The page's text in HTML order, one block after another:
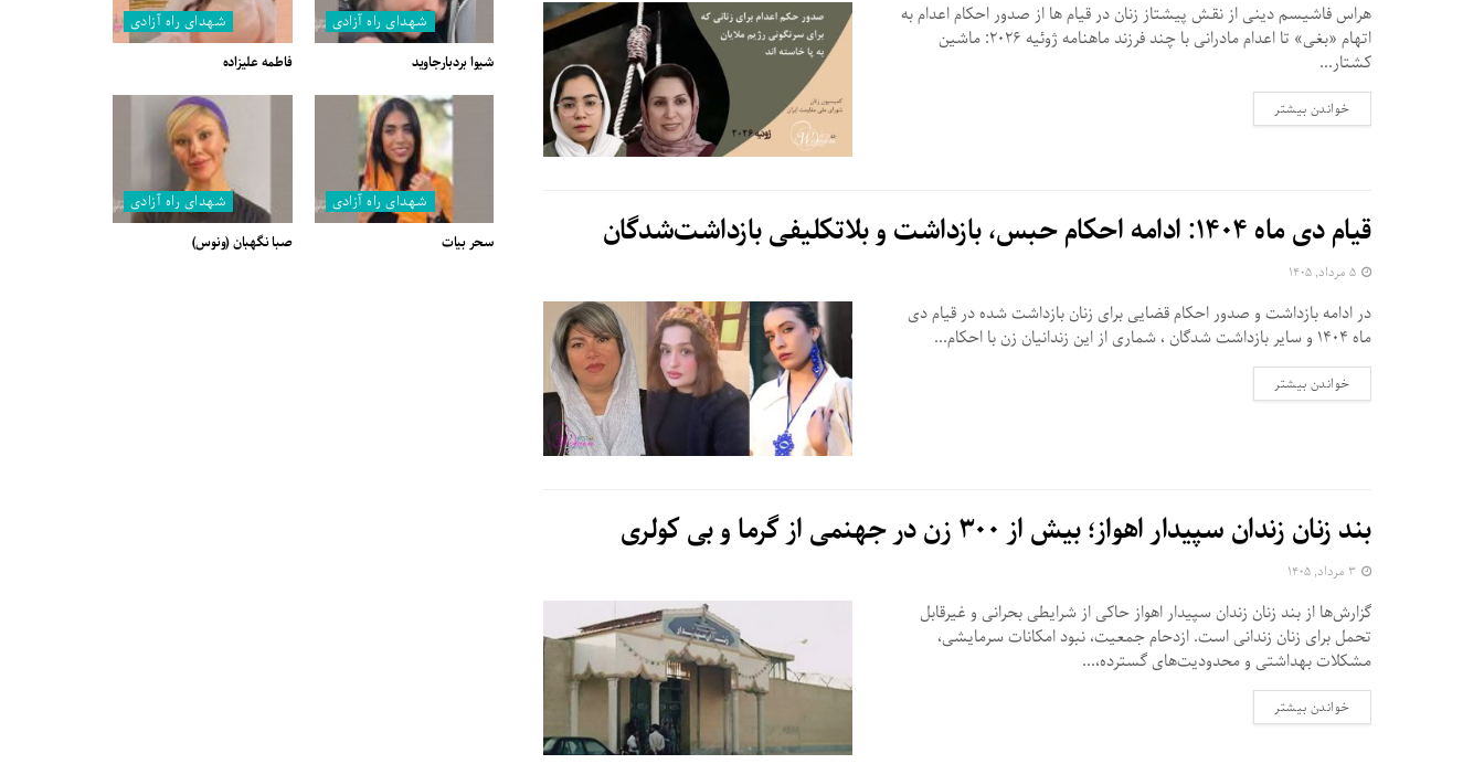
هراس فاشیسم دینی از نقش پیشتاز زنان در قیام ها از صدور احکام اعدام به
اتهام «بغی» تا اعدام مادرانی با چند فرزند ماهنامه ژوئیه ۲۰۲۶: ماشین
کشتار...
خواندن بیشتر
قیام دی ماه ۱۴۰۴: ادامه احکام حبس، بازداشت و بلاتکلیفی بازداشت‌شدگان
در ادامه بازداشت و صدور احکام قضایی برای زنان بازداشت شده در قیام دی
ماه ۱۴۰۴ و سایر بازداشت شدگان ، شماری از این زندانیان زن با احکام...
خواندن بیشتر
بند زنان زندان سپیدار اهواز؛ بیش از ۳۰۰ زن در جهنمی از گرما و بی‌ کولری
گزارش‌ها از بند زنان زندان سپیدار اهواز حاکی از شرایطی بحرانی و غیرقابل
تحمل برای زنان زندانی است. ازدحام جمعیت، نبود امکانات سرمایشی،
مشکلات بهداشتی و محدودیت‌های گسترده،...
خواندن بیشتر
شهدای راه آزادی
شیوا بردبارجاوید
شهدای راه آزادی
فاطمه علیزاده
شهدای راه آزادی
سحر بیات
شهدای راه آزادی
صبا نگهبان (ونوس)